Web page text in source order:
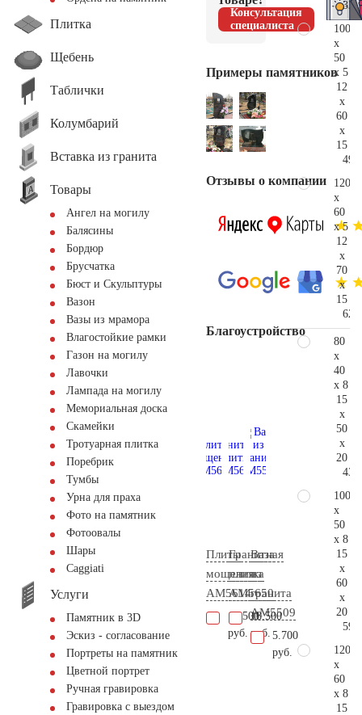
Плитка
Щебень
Таблички
Колумбарий
Вставка из гранита
Товары
Ангел на могилу
Балясины
Бордюр
Брусчатка
Бюст и Скульптуры
Вазон
Вазы из мрамора
Влагостойкие рамки
Газон на могилу
Лавочки
Лампада на могилу
Мемориальная доска
Скамейки
Тротуарная плитка
Поребрик
Тумбы
Урна для праха
Фото на памятник
Фотоовалы
Шары
Сaggiati
Услуги
Памятник в 3D
Эскиз - согласование
Портреты на памятник
Цветной портрет
Ручная гравировка
Гравировка с выездом
Консультация
специалиста
Примеры памятников
Отзывы о компании
Благоустройство
Плиты
мощения
AM5614
10.500
руб.
Гранитная
плитка
AM5650
18.500
руб.
Ваза
из
гранита
AM5509
5.700
руб.
100
x
50
x 5
12
x
60
x
15
120
x
60
x 5
12
x
70
x
15
80
x
40
x 8
15
x
50
x
20
100
x
50
x 8
15
x
60
x
20
120
x
60
x 8
15